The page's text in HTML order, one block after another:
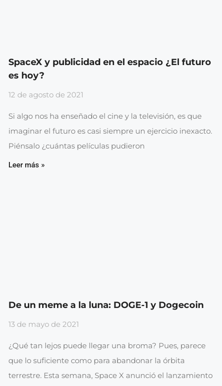
SpaceX y publicidad en el espacio ¿El futuro
es hoy?
12 de agosto de 2021
Si algo nos ha enseñado el cine y la televisión, es que
imaginar el futuro es casi siempre un ejercicio inexacto.
Piénsalo ¿cuántas películas pudieron
Leer más »
De un meme a la luna: DOGE-1 y Dogecoin
13 de mayo de 2021
¿Qué tan lejos puede llegar una broma? Pues, parece
que lo suficiente como para abandonar la órbita
terrestre. Esta semana, Space X anunció el lanzamiento